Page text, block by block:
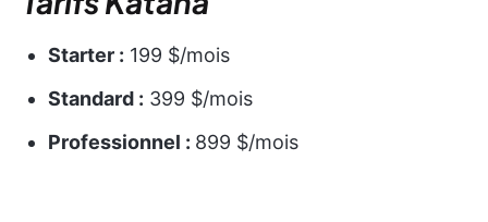
Starter : 199 $/mois
Standard : 399 $/mois
Professionnel : 899 $/mois